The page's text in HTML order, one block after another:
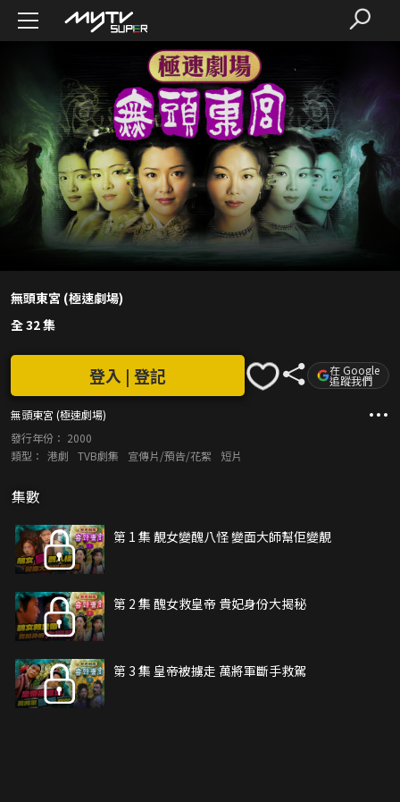
無頭東宮 (極速劇場)
全 32 集
無頭東宮 (極速劇場)
登入 | 登記 在 Google
追蹤我們
發行年份： 2000
類型： 港劇 TVB劇集 宣傳片/預告/花絮 短片
集數
第 1 集 靚女變醜八怪 變面大師幫佢變靚
第 2 集 醜女救皇帝 貴妃身份大揭秘
第 3 集 皇帝被擄走 萬將軍斷手救駕